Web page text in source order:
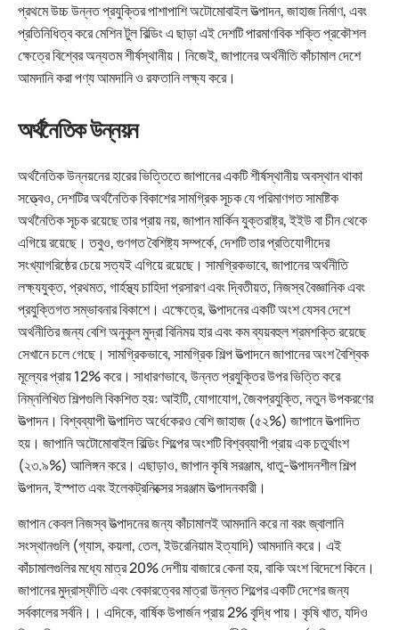
প্রথমে উচ্চ উন্নত প্রযুক্তির পাশাপাশি অটোমোবাইল উত্পাদন, জাহাজ নির্মাণ, এবং
প্রতিনিধিত্ব করে মেশিন টুল বিল্ডিংএ ছাড়া এই দেশটি পারমাণবিক শক্তি প্রকৌশল
ক্ষেত্রে বিশ্বের অন্যতম শীর্ষস্থানীয়। নিজেই, জাপানের অর্থনীতি কাঁচামাল দেশে
আমদানি করা পণ্য আমদানি ও রফতানি লক্ষ্য করে।
অর্থনৈতিক উন্নয়ন
অর্থনৈতিক উন্নয়নের হারের ভিত্তিতে জাপানের একটি শীর্ষস্থানীয় অবস্থান থাকা
সত্ত্বেও, দেশটির অর্থনৈতিক বিকাশের সামগ্রিক সূচক যে পরিমাণগত সামষ্টিক
অর্থনৈতিক সূচক রয়েছে তার প্রায় নয়, জাপান মার্কিন যুক্তরাষ্ট্র, ইইউ বা চীন থেকে
এগিয়ে রয়েছে। তবুও, গুণগত বৈশিষ্ট্য সম্পর্কে, দেশটি তার প্রতিযোগীদের
সংখ্যাগরিষ্ঠের চেয়ে সত্যই এগিয়ে রয়েছে। সামগ্রিকভাবে, জাপানের অর্থনীতি
লক্ষ্যযুক্ত, প্রথমত, গার্হস্থ্য চাহিদা প্রসারণ এবং দ্বিতীয়ত, নিজস্ব বৈজ্ঞানিক এবং
প্রযুক্তিগত সম্ভাবনার বিকাশে। এক্ষেত্রে, উত্পাদনের একটি অংশ যেসব দেশে
অর্থনীতির জন্য বেশি অনুকূল মুদ্রা বিনিময় হার এবং কম ব্যয়বহুল শ্রমশক্তি রয়েছে
সেখানে চলে গেছে। সামগ্রিকভাবে, সামগ্রিক শিল্প উত্পাদনে জাপানের অংশ বৈশ্বিক
মূল্যের প্রায় 12% করে। সাধারণভাবে, উন্নত প্রযুক্তির উপর ভিত্তি করে
নিম্নলিখিত শিল্পগুলি বিকশিত হয়: আইটি, যোগাযোগ, জৈবপ্রযুক্তি, নতুন উপকরণের
উত্পাদন। বিশ্বব্যাপী উত্পাদিত অর্ধেকেরও বেশি জাহাজ (৫২%) জাপানে উত্পাদিত
হয়। জাপানি অটোমোবাইল বিল্ডিং শিল্পের অংশটি বিশ্বব্যাপী প্রায় এক চতুর্থাংশ
(২৩.৯%) আলিঙ্গন করে। এছাড়াও, জাপান কৃষি সরঞ্জাম, ধাতু-উত্পাদনশীল শিল্প
উত্পাদন, ইস্পাত এবং ইলেকট্রনিক্সের সরঞ্জাম উত্পাদনকারী।
জাপান কেবল নিজস্ব উত্পাদনের জন্য কাঁচামালই আমদানি করে না বরং জ্বালানি
সংস্থানগুলি (গ্যাস, কয়লা, তেল, ইউরেনিয়াম ইত্যাদি) আমদানি করে। এই
কাঁচামালগুলির মধ্যে মাত্র 20% দেশীয় বাজারে কেনা হয়, বাকি অংশ বিদেশে কিনে।
জাপানের মুদ্রাস্ফীতি এবং বেকারত্বের মাত্রা উন্নত শিল্পের একটি দেশের জন্য
সর্বকালের সর্বনি।। এদিকে, বার্ষিক উপার্জন প্রায় 2% বৃদ্ধি পায়। কৃষি খাত, যদিও